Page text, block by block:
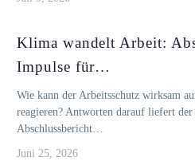
Klima wandelt Arbeit:
Impulse für…
Wie kann der Arbeitsschutz wirksam
reagieren? Antworten darauf liefert
Abschlussbericht…
Juni 25, 2026